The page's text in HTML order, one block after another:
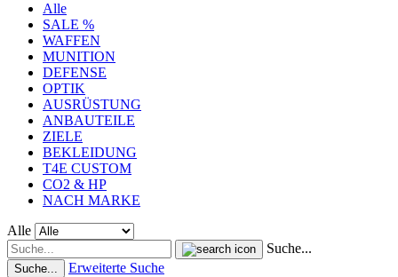
Alle
SALE %
WAFFEN
MUNITION
DEFENSE
OPTIK
AUSRÜSTUNG
ANBAUTEILE
ZIELE
BEKLEIDUNG
T4E CUSTOM
CO2 & HP
NACH MARKE
Alle
Suche...
Suche... Erweiterte Suche